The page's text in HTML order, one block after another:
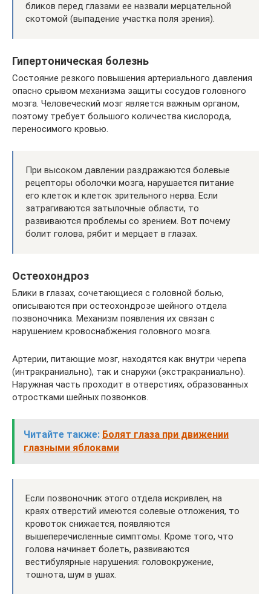
бликов перед глазами ее назвали мерцательной
скотомой (выпадение участка поля зрения).
Гипертоническая болезнь
Состояние резкого повышения артериального давления
опасно срывом механизма защиты сосудов головного
мозга. Человеческий мозг является важным органом,
поэтому требует большого количества кислорода,
переносимого кровью.
При высоком давлении раздражаются болевые
рецепторы оболочки мозга, нарушается питание
его клеток и клеток зрительного нерва. Если
затрагиваются затылочные области, то
развиваются проблемы со зрением. Вот почему
болит голова, рябит и мерцает в глазах.
Остеохондроз
Блики в глазах, сочетающиеся с головной болью,
описываются при остеохондрозе шейного отдела
позвоночника. Механизм появления их связан с
нарушением кровоснабжения головного мозга.
Артерии, питающие мозг, находятся как внутри черепа
(интракраниально), так и снаружи (экстракраниально).
Наружная часть проходит в отверстиях, образованных
отростками шейных позвонков.
Читайте также: Болят глаза при движении
глазными яблоками
Если позвоночник этого отдела искривлен, на
краях отверстий имеются солевые отложения, то
кровоток снижается, появляются
вышеперечисленные симптомы. Кроме того, что
голова начинает болеть, развиваются
вестибулярные нарушения: головокружение,
тошнота, шум в ушах.